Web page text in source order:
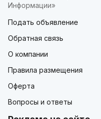
Информации»
Подать объявление
Обратная связь
О компании
Правила размещения
Оферта
Вопросы и ответы